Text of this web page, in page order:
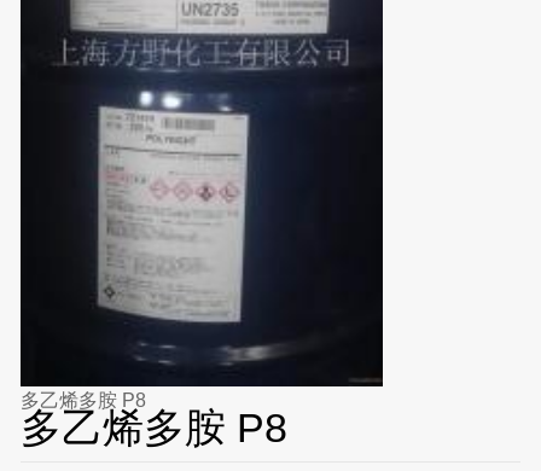
多乙烯多胺 P8
多乙烯多胺 P8